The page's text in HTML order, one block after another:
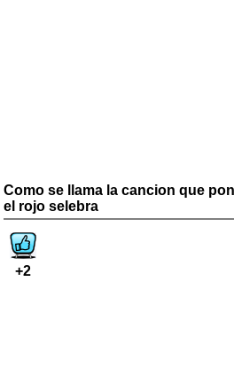
Como se llama la cancion que
el rojo selebra
+2